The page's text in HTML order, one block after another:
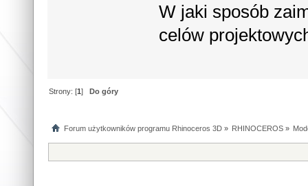
W jaki sposób
celów
Strony: [1]Do góry
Forum użytkowników programu Rhinoceros 3D» RHINOCEROS»